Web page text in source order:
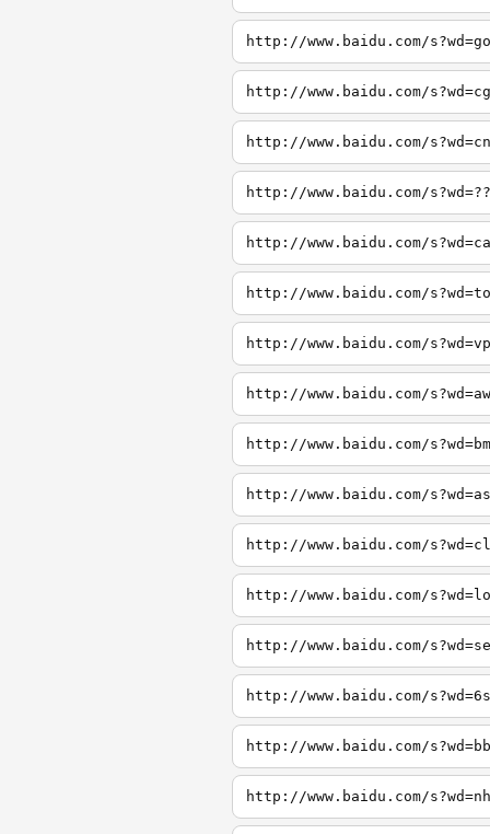
http://www.baidu.com/
http://www.baidu.com/
http://www.baidu.com/
http://www.baidu.com/
http://www.baidu.com/
http://www.baidu.com/
http://www.baidu.com/
http://www.baidu.com/
http://www.baidu.com/
http://www.baidu.com/
http://www.baidu.com/
http://www.baidu.com/
http://www.baidu.com/
http://www.baidu.com/
http://www.baidu.com/
http://www.baidu.com/